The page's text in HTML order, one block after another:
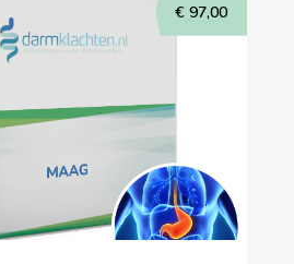
€ 97,00